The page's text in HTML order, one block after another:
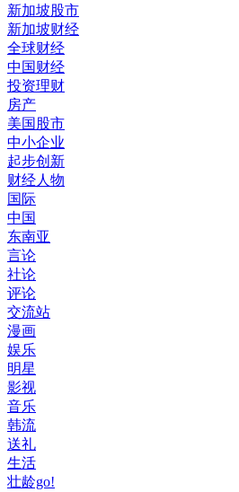
新加坡股市
新加坡财经
全球财经
中国财经
投资理财
房产
美国股市
中小企业
起步创新
财经人物
国际
中国
东南亚
言论
社论
评论
交流站
漫画
娱乐
明星
影视
音乐
韩流
送礼
生活
壮龄go!